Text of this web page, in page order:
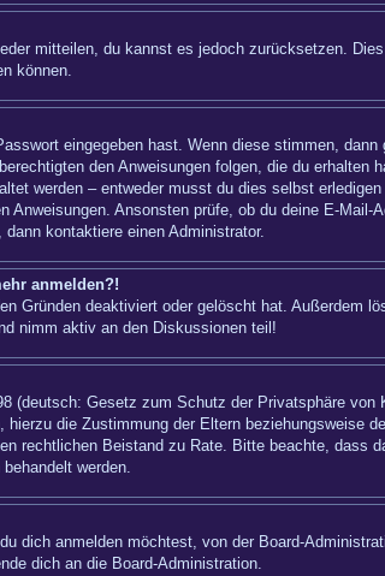
mitteilen, du kannst es jedoch zurücksetzen.
können.
eingegeben hast. Wenn diese stimmen,
den Anweisungen folgen, die du
werden – entweder musst du dies selbst
Ansonsten prüfe, ob du deine E-
kontaktiere einen Administrator.
anmelden?!
Gründen deaktiviert oder gelöscht hat. Außerdem
nimm aktiv an den Diskussionen teil!
(deutsch: Gesetz zum Schutz der Privatsphäre
die Zustimmung der Eltern
rechtlichen Beistand zu Rate. Bitte beachte, dass
werden.
dich anmelden möchtest, von der Board-
dich an die Board-Administration.